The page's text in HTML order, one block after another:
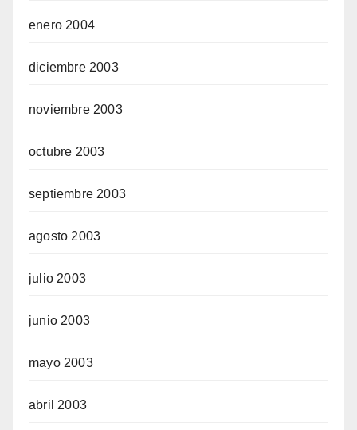
enero 2004
diciembre 2003
noviembre 2003
octubre 2003
septiembre 2003
agosto 2003
julio 2003
junio 2003
mayo 2003
abril 2003